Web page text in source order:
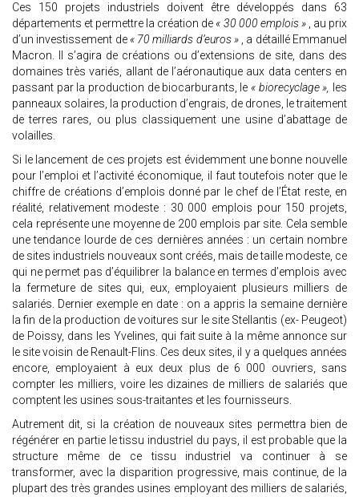
Ces 150 projets industriels doivent être développés dans 63
départements et permettre la création de « 30 000 emplois » , au prix
d’un investissement de « 70 milliards d’euros » , a détaillé Emmanuel
Macron. Il s’agira de créations ou d’extensions de site, dans des
domaines très variés, allant de l’aéronautique aux data centers en
passant par la production de biocarburants, le « biorecyclage », les
panneaux solaires, la production d’engrais, de drones, le traitement
de terres rares, ou plus classiquement une usine d’abattage de
volailles.
Si le lancement de ces projets est évidemment une bonne nouvelle
pour l’emploi et l’activité économique, il faut toutefois noter que le
chiffre de créations d’emplois donné par le chef de l’État reste, en
réalité, relativement modeste : 30 000 emplois pour 150 projets,
cela représente une moyenne de 200 emplois par site. Cela semble
une tendance lourde de ces dernières années : un certain nombre
de sites industriels nouveaux sont créés, mais de taille modeste, ce
qui ne permet pas d’équilibrer la balance en termes d’emplois avec
la fermeture de sites qui, eux, employaient plusieurs milliers de
salariés. Dernier exemple en date : on a appris la semaine dernière
la fin de la production de voitures sur le site Stellantis (ex- Peugeot)
de Poissy, dans les Yvelines, qui fait suite à la même annonce sur
le site voisin de Renault-Flins. Ces deux sites, il y a quelques années
encore, employaient à eux deux plus de 6 000 ouvriers, sans
compter les milliers, voire les dizaines de milliers de salariés que
comptent les usines sous-traitantes et les fournisseurs.
Autrement dit, si la création de nouveaux sites permettra bien de
régénérer en partie le tissu industriel du pays, il est probable que la
structure même de ce tissu industriel va continuer à se
transformer, avec la disparition progressive, mais continue, de la
plupart des très grandes usines employant des milliers de salariés,